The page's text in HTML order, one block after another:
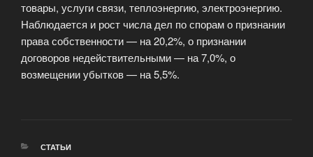
товары, услуги связи, теплоэнергию, электроэнергию.
Наблюдается и рост числа дел по спорам о признании
права собственности — на 20,2%, о признании
договоров недействительными — на 7,0%, о
возмещении убытков — на 5,5%.
РУБРИКИ
СТАТЬИ